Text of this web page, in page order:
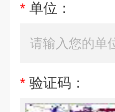
* 单位：
* 验证码：